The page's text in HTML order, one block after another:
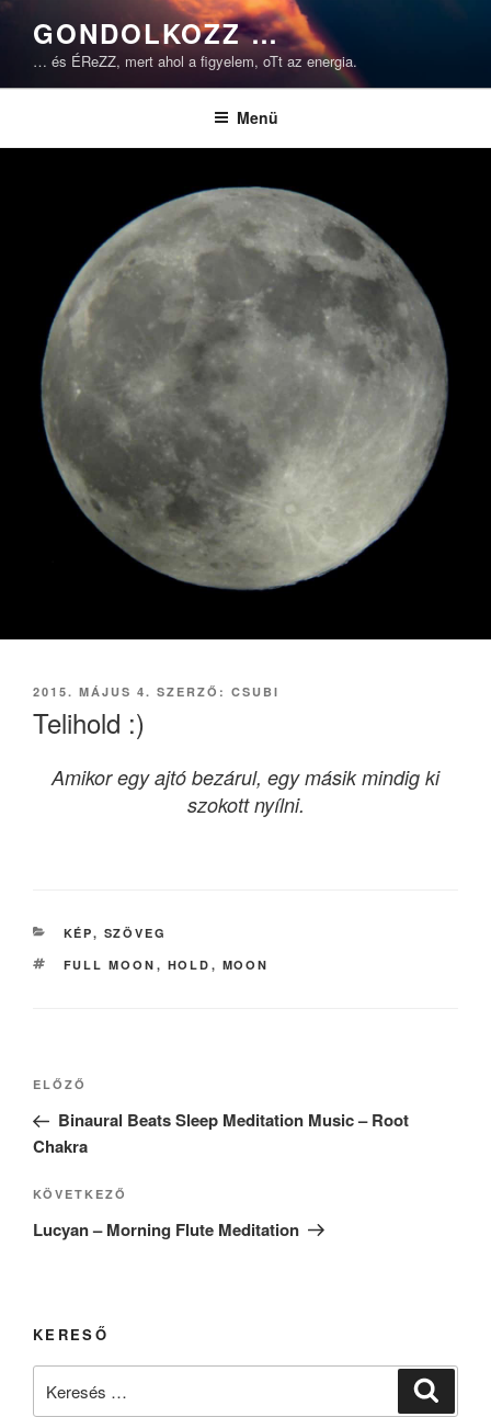
Tartalomhoz
GONDOLKOZZ …
… és ÉReZZ, mert ahol a figyelem, oTt az energia.
Menü
BEKÜLDVE:
2015. MÁJUS 4. SZERZŐ: CSUBI
Telihold :)
Amikor egy ajtó bezárul, egy másik mindig ki
szokott nyílni.
KATEGÓRIÁK
KÉP, SZÖVEG
CÍMKÉK
FULL MOON , HOLD , MOON
Bejegyzés
Korábbi
bejegyzés
ELŐZŐ
Binaural Beats Sleep Meditation Music – Root
Chakra
Következő
bejegyzés
KÖVETKEZŐ
Lucyan – Morning Flute Meditation
KERESŐ